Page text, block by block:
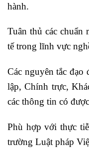
hành.
Tuân thủ các chuẩn
tế trong lĩnh vực
Các nguyên tắc
lập, Chính trực,
các thông tin có
Phù hợp với thực
trường Luật pháp